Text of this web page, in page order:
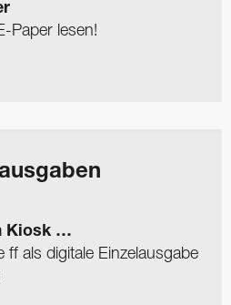
Paper lesen!
Kiosk …
als digitale Einzelausgabe